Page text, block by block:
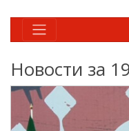
Новости за